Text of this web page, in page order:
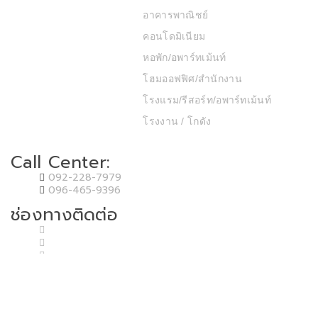
อาคารพาณิชย์
คอนโดมิเนียม
หอพัก/อพาร์ทเม้นท์
โฮมออฟฟิศ/สำนักงาน
โรงแรม/รีสอร์ท/อพาร์ทเม้นท์
โรงงาน / โกดัง
Call Center:
092-228-7979
096-465-9396
ช่องทางติดต่อ